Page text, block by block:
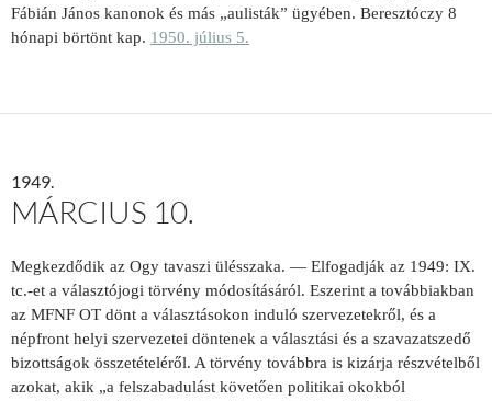
Fábián János kanonok és más „aulisták” ügyében. Beresztóczy 8
hónapi börtönt kap. 1950. július 5.
1949.
MÁRCIUS 10.
Megkezdődik az Ogy tavaszi ülésszaka. — Elfogadják az 1949: IX.
tc.-et a választójogi törvény módosításáról. Eszerint a továbbiakban
az MFNF OT dönt a választásokon induló szervezetekről, és a
népfront helyi szervezetei döntenek a választási és a szavazatszedő
bizottságok összetételéről. A törvény továbbra is kizárja részvételből
azokat, akik „a felszabadulást követően politikai okokból